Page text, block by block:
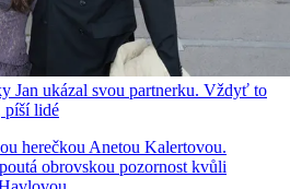
Jan ukázal svou partnerku. Vždyť to
píší lidé
herečkou Anetou Kalertovou.
obrovskou pozornost kvůli